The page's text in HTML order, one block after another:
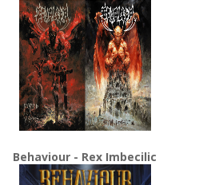
Behaviour - Rex Imbecilic